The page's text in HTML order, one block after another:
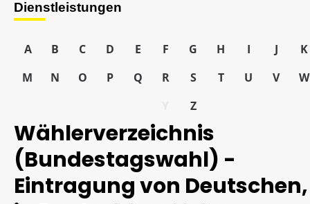
Dienstleistungen
A B C D E F G H I J
K
M
N O P Q R S T U V
W
Z
Wählerverzeichnis
(Bundestagswahl) -
Eintragung von